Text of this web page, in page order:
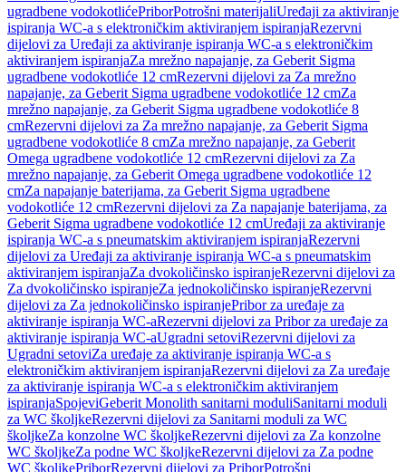
ugradbene vodokotlićePriborPotrošni materijaliUređaji za aktiviranje
ispiranja WC-a s elektroničkim aktiviranjem ispiranjaRezervni
dijelovi za Uređaji za aktiviranje ispiranja WC-a s elektroničkim
aktiviranjem ispiranjaZa mrežno napajanje, za Geberit Sigma
ugradbene vodokotliće 12 cmRezervni dijelovi za Za mrežno
napajanje, za Geberit Sigma ugradbene vodokotliće 12 cmZa
mrežno napajanje, za Geberit Sigma ugradbene vodokotliće 8
cmRezervni dijelovi za Za mrežno napajanje, za Geberit Sigma
ugradbene vodokotliće 8 cmZa mrežno napajanje, za Geberit
Omega ugradbene vodokotliće 12 cmRezervni dijelovi za Za
mrežno napajanje, za Geberit Omega ugradbene vodokotliće 12
cmZa napajanje baterijama, za Geberit Sigma ugradbene
vodokotliće 12 cmRezervni dijelovi za Za napajanje baterijama, za
Geberit Sigma ugradbene vodokotliće 12 cmUređaji za aktiviranje
ispiranja WC-a s pneumatskim aktiviranjem ispiranjaRezervni
dijelovi za Uređaji za aktiviranje ispiranja WC-a s pneumatskim
aktiviranjem ispiranjaZa dvokoličinsko ispiranjeRezervni dijelovi za
Za dvokoličinsko ispiranjeZa jednokoličinsko ispiranjeRezervni
dijelovi za Za jednokoličinsko ispiranjePribor za uređaje za
aktiviranje ispiranja WC-aRezervni dijelovi za Pribor za uređaje za
aktiviranje ispiranja WC-aUgradni setoviRezervni dijelovi za
Ugradni setoviZa uređaje za aktiviranje ispiranja WC-a s
elektroničkim aktiviranjem ispiranjaRezervni dijelovi za Za uređaje
za aktiviranje ispiranja WC-a s elektroničkim aktiviranjem
ispiranjaSpojeviGeberit Monolith sanitarni moduliSanitarni moduli
za WC školjkeRezervni dijelovi za Sanitarni moduli za WC
školjkeZa konzolne WC školjkeRezervni dijelovi za Za konzolne
WC školjkeZa podne WC školjkeRezervni dijelovi za Za podne
WC školjkePriborRezervni dijelovi za PriborPotrošni